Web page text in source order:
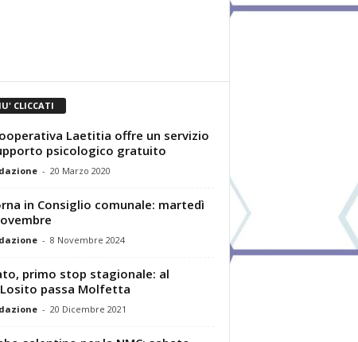
CLICCATI
Laetitia offre un servizio
psicologico gratuito
- 20 Marzo 2020
in Consiglio comunale: martedì
- 8 Novembre 2024
primo stop stagionale: al
passa Molfetta
- 20 Dicembre 2021